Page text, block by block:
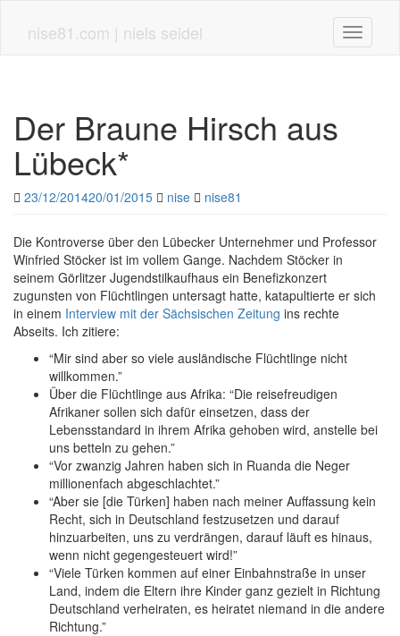
nise81.com | niels seidel Toggle
Der Braune Hirsch aus
Lübeck*
23/12/201420/01/2015 nise nise81
Die Kontroverse über den Lübecker Unternehmer und Professor
Winfried Stöcker ist im vollem Gange. Nachdem Stöcker in
seinem Görlitzer Jugendstilkaufhaus ein Benefizkonzert
zugunsten von Flüchtlingen untersagt hatte, katapultierte er sich
in einem Interview mit der Sächsischen Zeitung ins rechte
Abseits. Ich zitiere:
“Mir sind aber so viele ausländische Flüchtlinge nicht
willkommen.”
Über die Flüchtlinge aus Afrika: “Die reisefreudigen
Afrikaner sollen sich dafür einsetzen, dass der
Lebensstandard in ihrem Afrika gehoben wird, anstelle bei
uns betteln zu gehen.”
“Vor zwanzig Jahren haben sich in Ruanda die Neger
millionenfach abgeschlachtet.”
“Aber sie [die Türken] haben nach meiner Auffassung kein
Recht, sich in Deutschland festzusetzen und darauf
hinzuarbeiten, uns zu verdrängen, darauf läuft es hinaus,
wenn nicht gegengesteuert wird!”
“Viele Türken kommen auf einer Einbahnstraße in unser
Land, indem die Eltern ihre Kinder ganz gezielt in Richtung
Deutschland verheiraten, es heiratet niemand in die andere
Richtung.”